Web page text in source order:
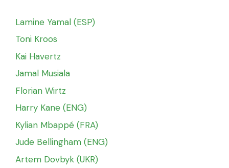
Lamine Yamal (ESP)
Toni Kroos
Kai Havertz
Jamal Musiala
Florian Wirtz
Harry Kane (ENG)
Kylian Mbappé (FRA)
Jude Bellingham (ENG)
Artem Dovbyk (UKR)